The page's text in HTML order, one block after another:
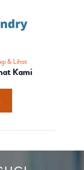
& Lihat
Kami